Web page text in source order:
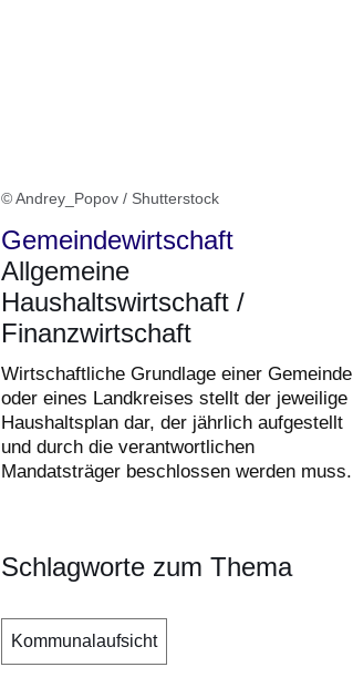
© Andrey_Popov / Shutterstock
Gemeindewirtschaft
Allgemeine
Haushaltswirtschaft /
Finanzwirtschaft
Wirtschaftliche Grundlage einer Gemeinde
oder eines Landkreises stellt der jeweilige
Haushaltsplan dar, der jährlich aufgestellt
und durch die verantwortlichen
Mandatsträger beschlossen werden muss.
Schlagworte zum Thema
Kommunalaufsicht